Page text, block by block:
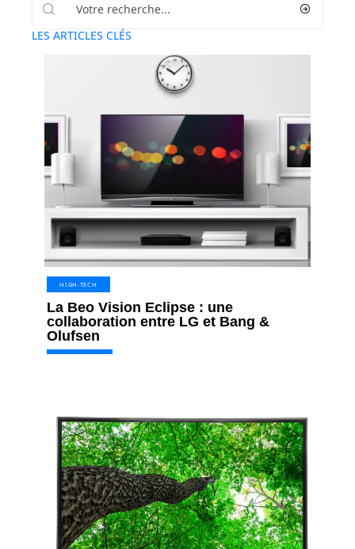
LES ARTICLES CLÉS
HIGH-TECH
La Beo Vision Eclipse : une
collaboration entre LG et Bang &
Olufsen